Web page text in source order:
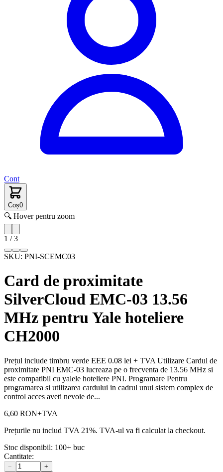
Cont
Coș0
🔍 Hover pentru zoom
1 /3
SKU: PNI-SCEMC03
Card de proximitate
SilverCloud EMC-03 13.56
MHz pentru Yale hoteliere
CH2000
Prețul include timbru verde EEE 0.08 lei + TVA Utilizare Cardul de
proximitate PNI EMC-03 lucreaza pe o frecventa de 13.56 MHz si
este compatibil cu yalele hoteliere PNI. Programare Pentru
programarea si utilizarea cardului in cadrul unui sistem complex de
control acces aveti nevoie de...
6,60 RON+TVA
Prețurile nu includ TVA 21%. TVA-ul va fi calculat la checkout.
Stoc disponibil: 100+ buc
Cantitate:
−
+